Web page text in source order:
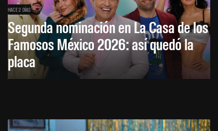
HACE 2 DÍAS
Segunda nominación en La Casa de los
Famosos México 2026: así quedó la
placa